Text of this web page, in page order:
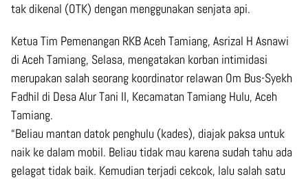
tak dikenal (OTK) dengan menggunakan senjata api.
Ketua Tim Pemenangan RKB Aceh Tamiang, Asrizal H Asnawi
di Aceh Tamiang, Selasa, mengatakan korban intimidasi
merupakan salah seorang koordinator relawan Om Bus-Syekh
Fadhil di Desa Alur Tani II, Kecamatan Tamiang Hulu, Aceh
Tamiang.
“Beliau mantan datok penghulu (kades), diajak paksa untuk
naik ke dalam mobil. Beliau tidak mau karena sudah tahu ada
gelagat tidak baik. Kemudian terjadi cekcok, lalu salah satu